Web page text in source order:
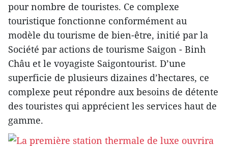
pour nombre de touristes. Ce complexe
touristique fonctionne conformément au
modèle du tourisme de bien-être, initié par la
Société par actions de tourisme Saigon - Binh
Châu et le voyagiste Saigontourist. D’une
superficie de plusieurs dizaines d’hectares, ce
complexe peut répondre aux besoins de détente
des touristes qui apprécient les services haut de
gamme.